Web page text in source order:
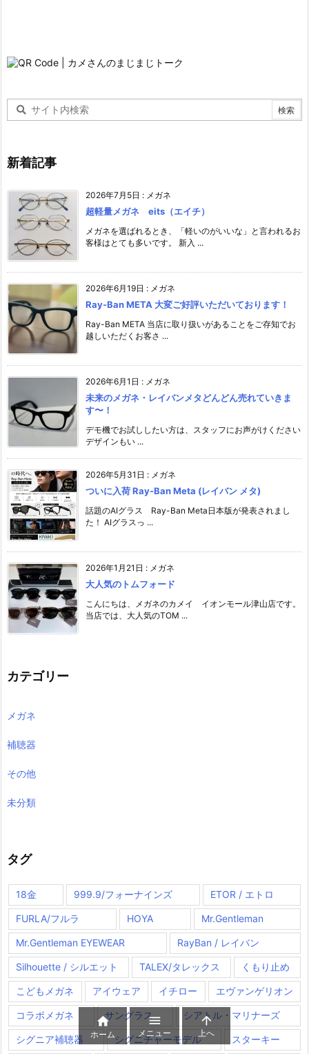
新着記事
2026年7月5日 : メガネ
超軽量メガネ eits（エイチ）
メガネを選ばれるとき、「軽いのがいいな」と言われるお
客様はとても多いです。 新入 ...
2026年6月19日 : メガネ
Ray-Ban META 大変ご好評いただいております！
Ray-Ban META 当店に取り扱いがあることをご存知でお
越しいただくお客さ ...
2026年6月1日 : メガネ
未来のメガネ・レイバンメタどんどん売れていきま
す〜！
デモ機でお試ししたい方は、スタッフにお声がけください️
デザインもい ...
2026年5月31日 : メガネ
ついに入荷 Ray-Ban Meta (レイバン メタ)
話題のAIグラス Ray-Ban Meta日本版が発表されまし
た！ AIグラスっ ...
2026年1月21日 : メガネ
大人気のトムフォード
こんにちは、メガネのカメイ イオンモール津山店です。
当店では、大人気のTOM ...
カテゴリー
メガネ
補聴器
その他
未分類
タグ
18金 999.9/フォーナインズ ETOR / エトロ
FURLA/フルラ HOYA Mr.Gentleman
Mr.Gentleman EYEWEAR RayBan / レイバン
Silhouette / シルエット TALEX/タレックス くもり止め
こどもメガネ アイウェア イチロー エヴァンゲリオン
コラボメガネ サングラス シアトル・マリナーズ
シグニア補聴器 シグニチャーモデル スターキー

ホーム

メニュー

上へ